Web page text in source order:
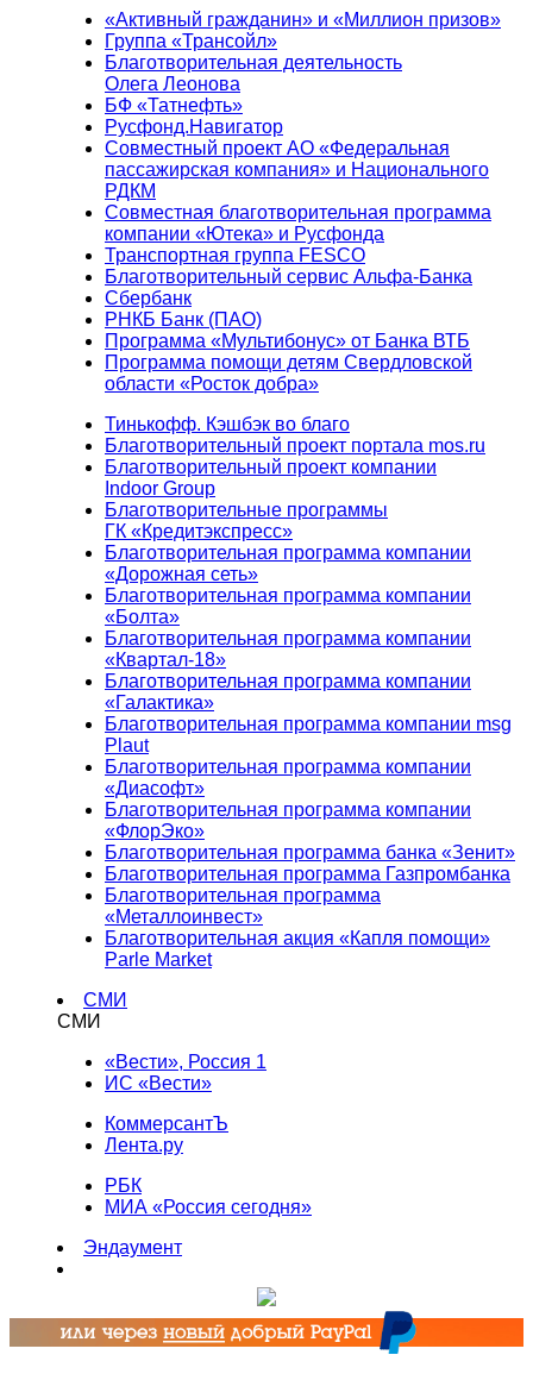
«Активный гражданин» и «Миллион призов»
Группа «Трансойл»
Благотворительная деятельность
Олега Леонова
БФ «Татнефть»
Русфонд.Навигатор
Совместный проект АО «Федеральная
пассажирская компания» и Национального
РДКМ
Совместная благотворительная программа
компании «Ютека» и Русфонда
Транспортная группа FESCO
Благотворительный сервис Альфа-Банка
Сбербанк
РНКБ Банк (ПАО)
Программа «Мультибонус» от Банка ВТБ
Программа помощи детям Свердловской
области «Росток добра»
Тинькофф. Кэшбэк во благо
Благотворительный проект портала mos.ru
Благотворительный проект компании
Indoor Group
Благотворительные программы
ГК «Кредитэкспресс»
Благотворительная программа компании
«Дорожная сеть»
Благотворительная программа компании
«Болта»
Благотворительная программа компании
«Квартал-18»
Благотворительная программа компании
«Галактика»
Благотворительная программа компании msg
Plaut
Благотворительная программа компании
«Диасофт»
Благотворительная программа компании
«ФлорЭко»
Благотворительная программа банка «Зенит»
Благотворительная программа Газпромбанка
Благотворительная программа
«Металлоинвест»
Благотворительная акция «Капля помощи»
Parle Market
СМИ
СМИ
«Вести», Россия 1
ИС «Вести»
КоммерсантЪ
Лента.ру
РБК
МИА «Россия сегодня»
Эндаумент